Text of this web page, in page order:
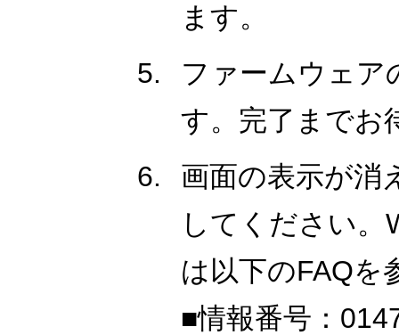
ます。
ファームウェア
す。完了までお
画面の表示が消
してください。
は以下のFAQを
■情報番号：